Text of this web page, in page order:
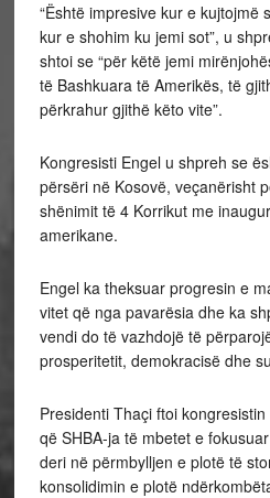
“Është impresive kur e kujtojmë
kur e shohim ku jemi sot”, u
shtoi se “për këtë jemi
të Bashkuara të Amerikës, të
përkrahur gjithë këto vite”.
Kongresisti Engel u shpreh se
përsëri në Kosovë, veçanërisht
shënimit të 4 Korrikut me
amerikane.
Engel ka theksuar progresin e
vitet që nga pavarësia dhe ka
vendi do të vazhdojë të
prosperitetit, demokracisë dhe
Presidenti Thaçi ftoi
që SHBA-ja të mbetet e
deri në përmbylljen e plotë të
konsolidimin e plotë